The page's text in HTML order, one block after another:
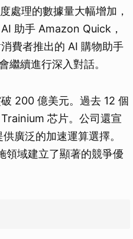
處理的數據量大幅增加，
助手 Amazon Quick，
費者推出的 AI 購物助手
繼續進行深入對話。
200 億美元。過去 12 個
芯片。公司還宣
廣泛的加速運算選擇。
領域建立了顯著的競爭優